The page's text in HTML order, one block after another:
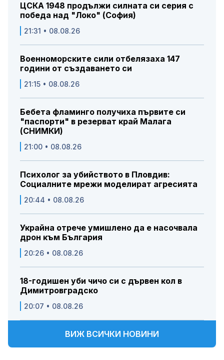
ЦСКА 1948 продължи силната си серия с
победа над "Локо" (София)
21:31 • 08.08.26
Военноморските сили отбелязаха 147
години от създаването си
21:15 • 08.08.26
Бебета фламинго получиха първите си
"паспорти" в резерват край Малага
(СНИМКИ)
21:00 • 08.08.26
Психолог за убийството в Пловдив:
Социалните мрежи моделират агресията
20:44 • 08.08.26
Украйна отрече умишлено да е насочвала
дрон към България
20:26 • 08.08.26
18-годишен уби чичо си с дървен кол в
Димитровградско
20:07 • 08.08.26
ВИЖ ВСИЧКИ НОВИНИ